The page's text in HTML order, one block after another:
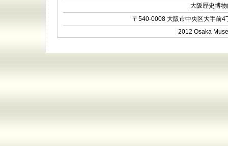
大阪歴史博
〒540-0008 大阪市中央区大手
2012 Osaka